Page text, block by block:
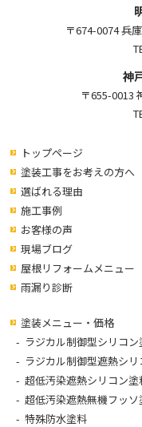
〒674-0074 兵
神
〒655-0013
トップページ
塗装工事をお考えの方へ
選ばれる理由
施工事例
お客様の声
現場ブログ
屋根リフォームメニュー
雨漏り診断
塗装メニュー・価格
ラジカル制御型シリコン
ラジカル制御型遮熱シ
超低汚染遮熱シリコン塗
超低汚染遮熱無機フッソ
特殊防水塗料